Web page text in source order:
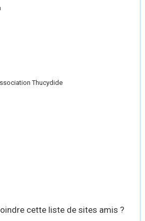
Thucydide
cette liste de sites amis ?